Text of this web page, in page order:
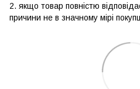
2. якщо товар повністю
причини не в значному мірі